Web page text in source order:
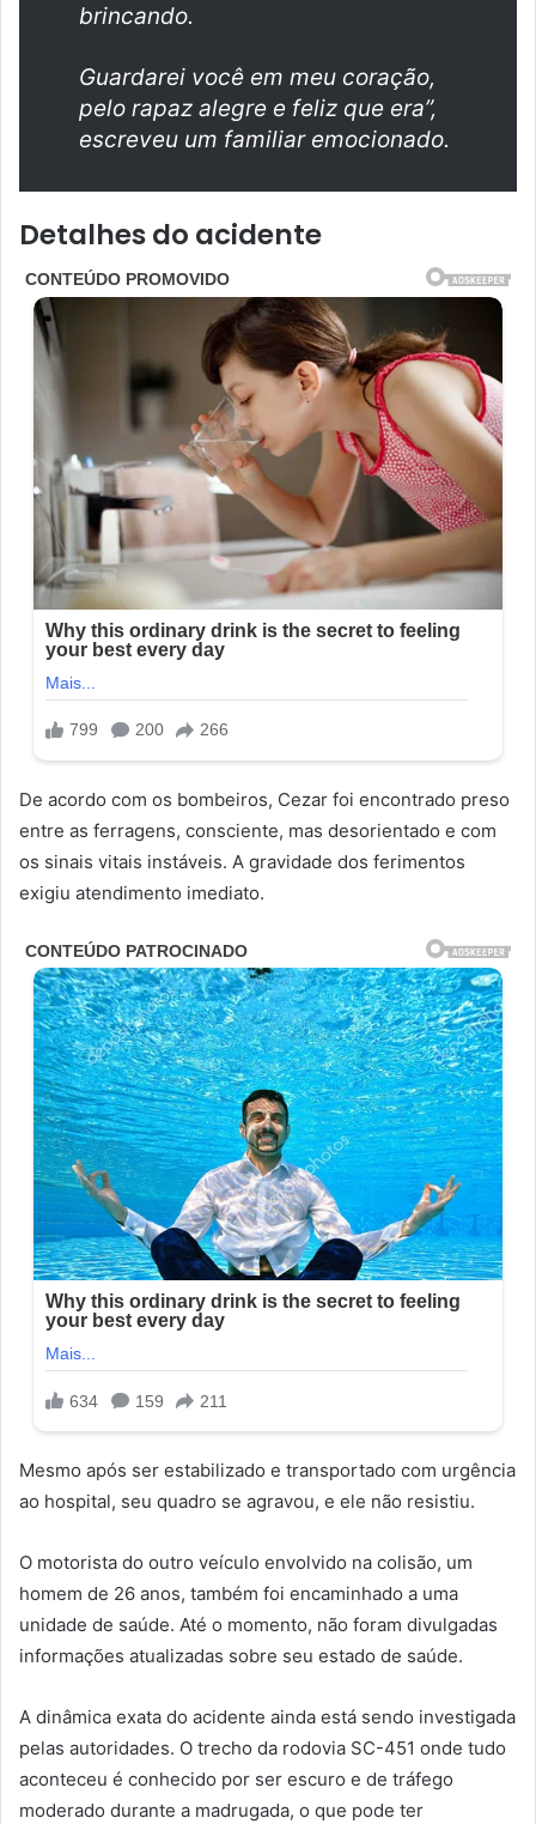
brincando.
Guardarei você em meu coração,
pelo rapaz alegre e feliz que era”,
escreveu um familiar emocionado.
Detalhes do acidente
De acordo com os bombeiros, Cezar foi encontrado preso
entre as ferragens, consciente, mas desorientado e com
os sinais vitais instáveis. A gravidade dos ferimentos
exigiu atendimento imediato.
Mesmo após ser estabilizado e transportado com urgência
ao hospital, seu quadro se agravou, e ele não resistiu.
O motorista do outro veículo envolvido na colisão, um
homem de 26 anos, também foi encaminhado a uma
unidade de saúde. Até o momento, não foram divulgadas
informações atualizadas sobre seu estado de saúde.
A dinâmica exata do acidente ainda está sendo investigada
pelas autoridades. O trecho da rodovia SC-451 onde tudo
aconteceu é conhecido por ser escuro e de tráfego
moderado durante a madrugada, o que pode ter